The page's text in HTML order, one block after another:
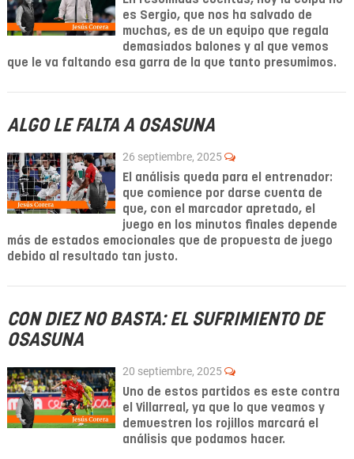
es Sergio, que nos ha salvado de
muchas, es de un equipo que regala
demasiados balones y al que vemos
que le va faltando esa garra de la que tanto presumimos.
ALGO LE FALTA A OSASUNA
26 septiembre, 2025
El análisis queda para el entrenador:
que comience por darse cuenta de
que, con el marcador apretado, el
juego en los minutos finales depende
más de estados emocionales que de propuesta de juego
debido al resultado tan justo.
CON DIEZ NO BASTA: EL SUFRIMIENTO DE
OSASUNA
20 septiembre, 2025
Uno de estos partidos es este contra
el Villarreal, ya que lo que veamos y
demuestren los rojillos marcará el
análisis que podamos hacer.